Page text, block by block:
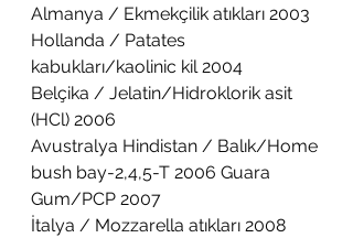
Almanya / Ekmekçilik atıkları 2003
Hollanda / Patates
kabukları/kaolinic kil 2004
Belçika / Jelatin/Hidroklorik asit
(HCl) 2006
Avustralya Hindistan / Balık/Home
bush bay-2,4,5-T 2006 Guara
Gum/PCP 2007
İtalya / Mozzarella atıkları 2008